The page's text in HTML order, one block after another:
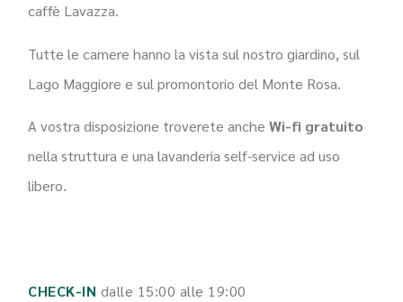
caffè Lavazza.
Tutte le camere hanno la vista sul nostro giardino, sul
Lago Maggiore e sul promontorio del Monte Rosa.
A vostra disposizione troverete ancheWi-fi gratuito
nella struttura e una lavanderia self-service ad uso
libero.
CHECK-IN dalle 15:00 alle 19:00